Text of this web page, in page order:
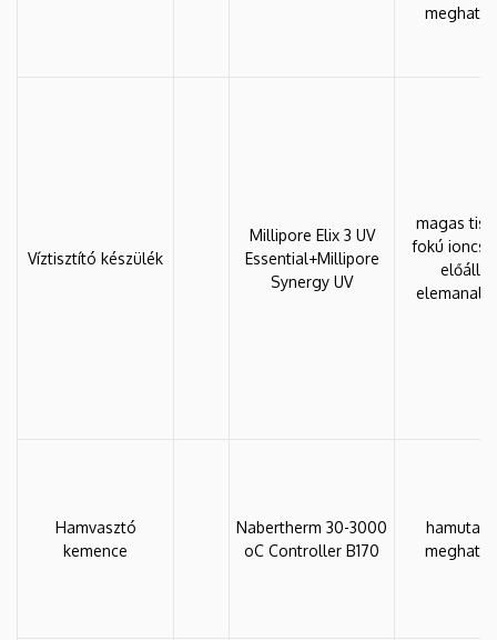
Víztisztító készülék
Millipore Elix 3 UV
Essential+Millipore
Synergy UV
magas
fokú
Hamvasztó
kemence
Nabertherm 30-3000
oC Controller B170